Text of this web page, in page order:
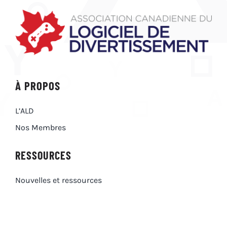
À PROPOS
L’ALD
Nos Membres
RESSOURCES
Nouvelles et ressources